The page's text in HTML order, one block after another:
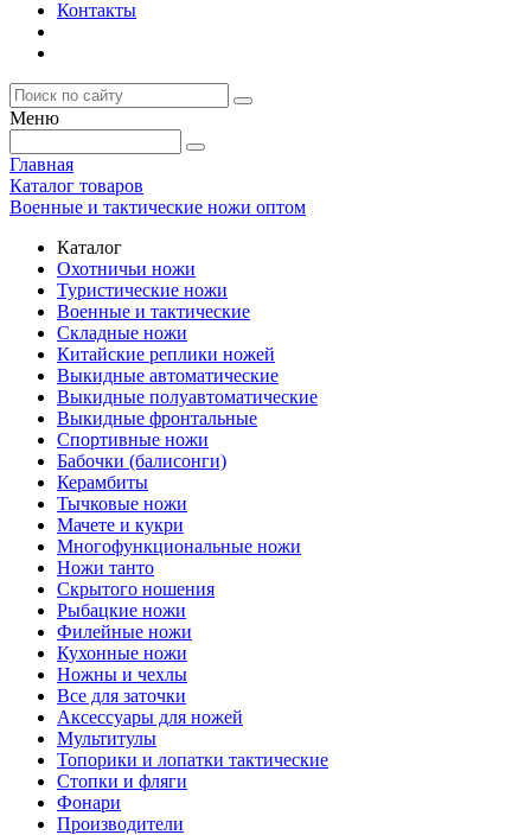
Контакты
Меню
Главная
Каталог товаров
Военные и тактические ножи оптом
Каталог
Охотничьи ножи
Туристические ножи
Военные и тактические
Складные ножи
Китайские реплики ножей
Выкидные автоматические
Выкидные полуавтоматические
Выкидные фронтальные
Спортивные ножи
Бабочки (балисонги)
Керамбиты
Тычковые ножи
Мачете и кукри
Многофункциональные ножи
Ножи танто
Скрытого ношения
Рыбацкие ножи
Филейные ножи
Кухонные ножи
Ножны и чехлы
Все для заточки
Аксессуары для ножей
Мультитулы
Топорики и лопатки тактические
Стопки и фляги
Фонари
Производители